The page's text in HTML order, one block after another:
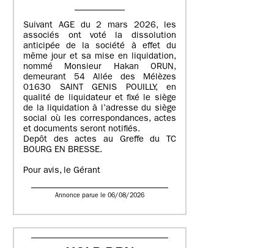
Suivant AGE du 2 mars 2026, les
associés ont voté la dissolution
anticipée de la société à effet du
même jour et sa mise en liquidation,
nommé Monsieur Hakan ORUN,
demeurant 54 Allée des Mélèzes
01630 SAINT GENIS POUILLY, en
qualité de liquidateur et fixé le siège
de la liquidation à l’adresse du siège
social où les correspondances, actes
et documents seront notifiés.
Depôt des actes au Greffe du TC
BOURG EN BRESSE.
Pour avis, le Gérant
Annonce parue le 06/08/2026